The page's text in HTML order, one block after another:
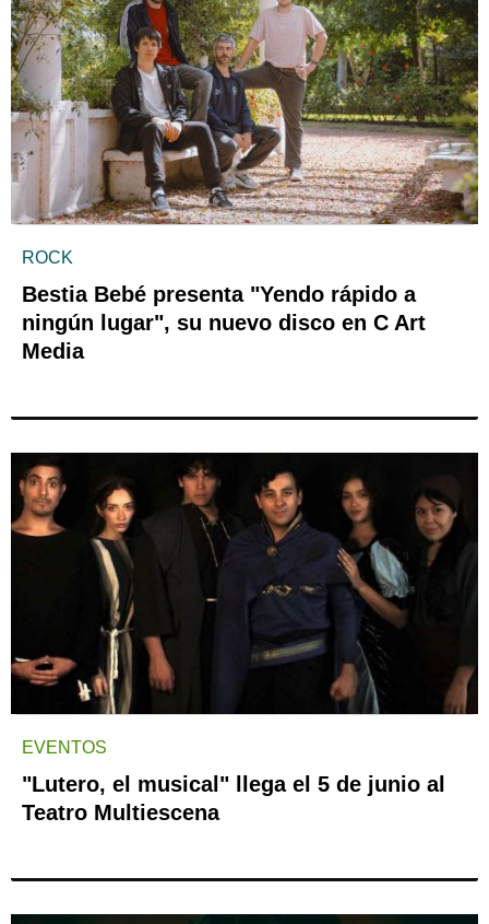
ROCK
Bestia Bebé presenta "Yendo rápido a
ningún lugar", su nuevo disco en C Art
Media
EVENTOS
"Lutero, el musical" llega el 5 de junio al
Teatro Multiescena